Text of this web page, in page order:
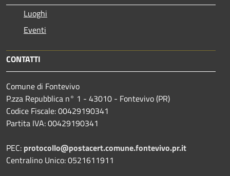
Luoghi
Eventi
CONTATTI
Comune di Fontevivo
P.zza Repubblica n° 1 - 43010 - Fontevivo (PR)
Codice Fiscale: 00429190341
Partita IVA: 00429190341
PEC: protocollo@postacert.comune.fontevivo.pr.it
Centralino Unico: 0521611911